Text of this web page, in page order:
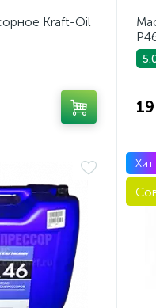
Kraft-Oil
Хит